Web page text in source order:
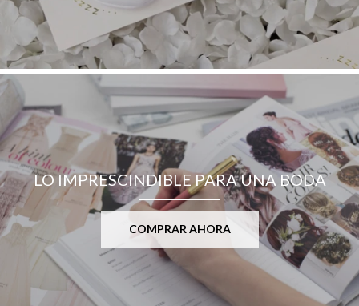
LO IMPRESCINDIBLE PARA UNA BODA
COMPRAR AHORA